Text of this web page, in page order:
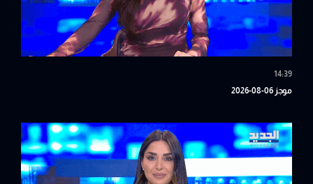
14:39
موجز 06-08-2026